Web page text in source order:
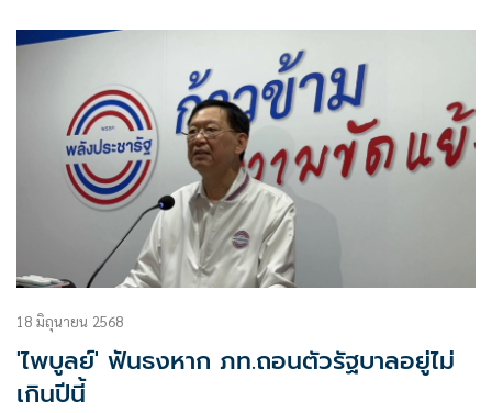
18 มิถุนายน 2568
'ไพบูลย์' ฟันธงหาก ภท.ถอนตัวรัฐบาลอยู่ไม่
เกินปีนี้